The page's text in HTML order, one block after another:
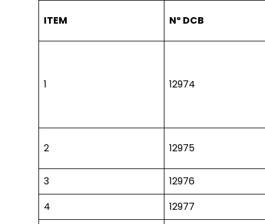
ITEM Nº DCB
1 12974
2 12975
3
12976
4
12977